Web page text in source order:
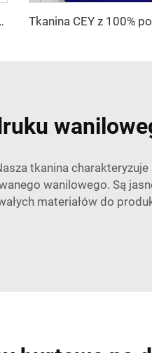
nurseska dla szpitali
tkanina
wanilowego. Są
materiałów do